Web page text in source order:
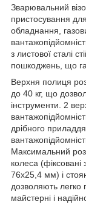
Зварювальний
пристосування
обладнання,
з листової сталі
пошкоджень, що
Верхня полиця
до 40 кг, що
інструменти. 2
дрібного
Максимальний
колеса
76x25,4 мм) і
дозволяють легко
майстерні і